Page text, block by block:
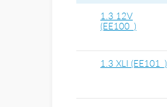
1.3 12V
(EE100_)
1.3 XLI (EE101_)